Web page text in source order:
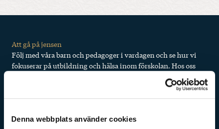
Denna webbplats använder cookies
Att gå på jensen
Följ med våra barn och pedagoger i vardagen och se hur vi
fokuserar på utbildning och hälsa inom förskolan. Hos oss